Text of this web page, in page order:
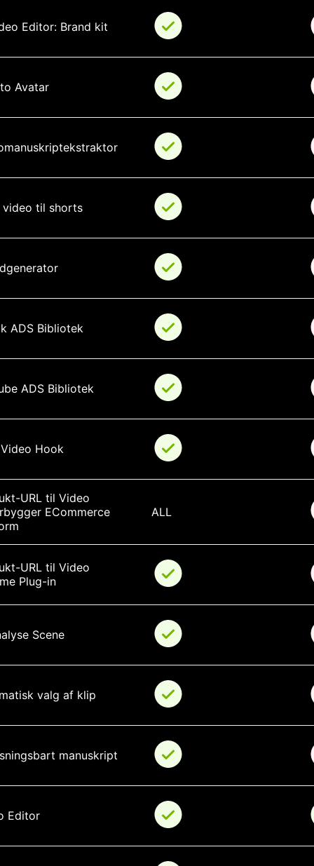
Editor: Brand kit
Avatar
video til shorts
ADS Bibliotek
ADS Bibliotek
Hook
URL til Video
ECommerce
ALL
URL til Video
Plug-in
Scene
valg af klip
manuskript
Editor